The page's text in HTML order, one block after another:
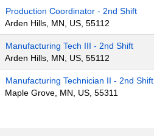
Production Coordinator - 2nd Shift
Arden Hills, MN, US, 55112
Manufacturing Tech III - 2nd Shift
Arden Hills, MN, US, 55112
Manufacturing Technician II - 2nd Shift
Maple Grove, MN, US, 55311